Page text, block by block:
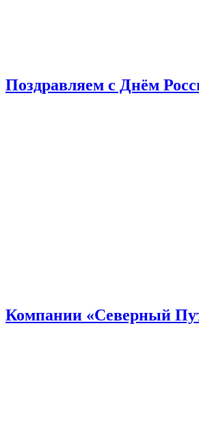
Поздравляем с Днём
Компании «Северный